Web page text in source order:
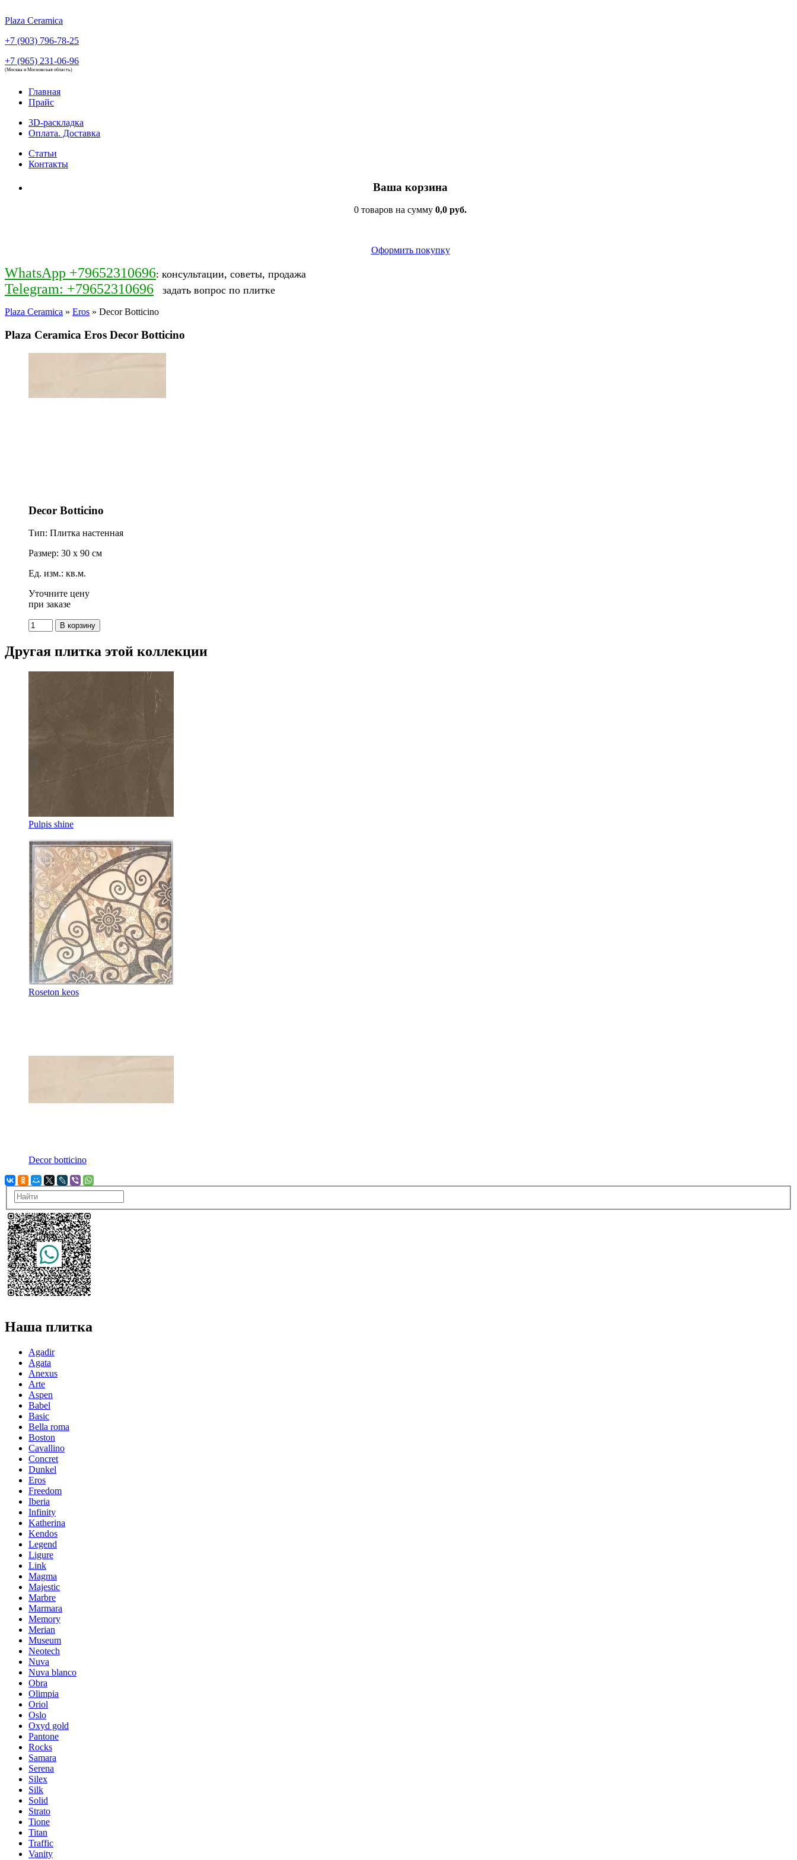
Plaza Ceramica
+7 (903) 796-78-25
+7 (965) 231-06-96
(Москва и Московская область)
Главная
Прайс
3D-раскладка
Оплата. Доставка
Статьи
Контакты
Ваша корзина
0 товаров на сумму 0,0 руб.
Оформить покупку
WhatsApp +79652310696: консультации, советы, продажа
Telegram: +79652310696 задать вопрос по плитке
Plaza Ceramica » Eros » Decor Botticino
Plaza Ceramica Eros Decor Botticino
Decor Botticino
Тип: Плитка настенная
Размер: 30 x 90 см
Ед. изм.: кв.м.
Уточните цену
при заказе
Другая плитка этой коллекции
Pulpis shine
Roseton keos
Decor botticino
Наша плитка
Agadir
Agata
Anexus
Arte
Aspen
Babel
Basic
Bella roma
Boston
Cavallino
Concret
Dunkel
Eros
Freedom
Iberia
Infinity
Katherina
Kendos
Legend
Ligure
Link
Magma
Majestic
Marbre
Marmara
Memory
Merian
Museum
Neotech
Nuva
Nuva blanco
Obra
Olimpia
Oriol
Oslo
Oxyd gold
Pantone
Rocks
Samara
Serena
Silex
Silk
Solid
Strato
Tione
Titan
Traffic
Vanity